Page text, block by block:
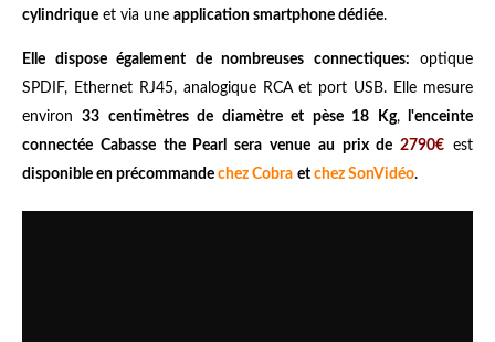
cylindrique et via une application smartphone dédiée.
Elle dispose également de nombreuses connectiques: optique
SPDIF, Ethernet RJ45, analogique RCA et port USB. Elle mesure
environ33 centimètres de diamètre et pèse 18 Kg,l'enceinte
connectée Cabasse the Pearl sera venue au prix de2790€ est
disponible en précommande chez Cobra et chez SonVidéo.